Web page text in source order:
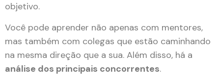
objetivo.
Você pode aprender não apenas com mentores,
mas também com colegas que estão caminhando
na mesma direção que a sua. Além disso, há a
análise dos principais concorrentes.